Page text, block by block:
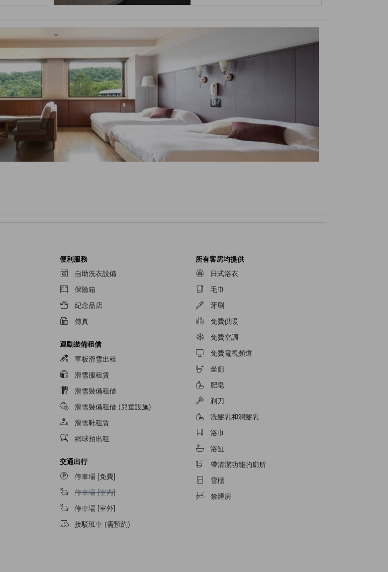
便利服務
自助洗衣設備
保險箱
紀念品店
傳真
運動裝備租借
單板滑雪出租
滑雪服租賃
滑雪裝備租借
滑雪裝備租借 (兒童設施)
滑雪鞋租賃
網球拍出租
交通出行
停車場 [免費]
停車場 [室內]不適用
停車場 [室內]
停車場 [室外]
接駁班車 (需預約)
所有客房均提供
日式浴衣
毛巾
牙刷
免費供暖
免費空調
免費電視頻道
坐廁
肥皂
剃刀
洗髮乳和潤髮乳
浴巾
浴缸
帶清潔功能的廁所
雪櫃
禁煙房